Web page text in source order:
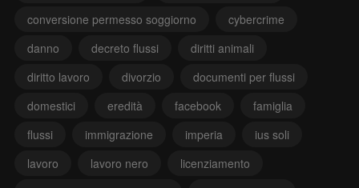
conversione permesso soggiorno
cybercrime
danno
decreto flussi
diritti animali
diritto lavoro
divorzio
documenti per flussi
domestici
eredità facebook
famiglia
flussi
immigrazione imperia
ius soli
lavoro
lavoro nero
licenziamento